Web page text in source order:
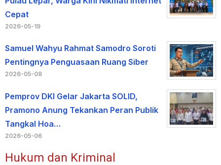
Cepat
2026-05-19
Samuel Wahyu Rahmat Samodro Soroti
Pentingnya Penguasaan Ruang Siber
2026-05-08
Pemprov DKI Gelar Jakarta SOLID,
Pramono Anung Tekankan Peran Publik
Tangkal Hoa…
2026-05-06
Hukum dan Kriminal